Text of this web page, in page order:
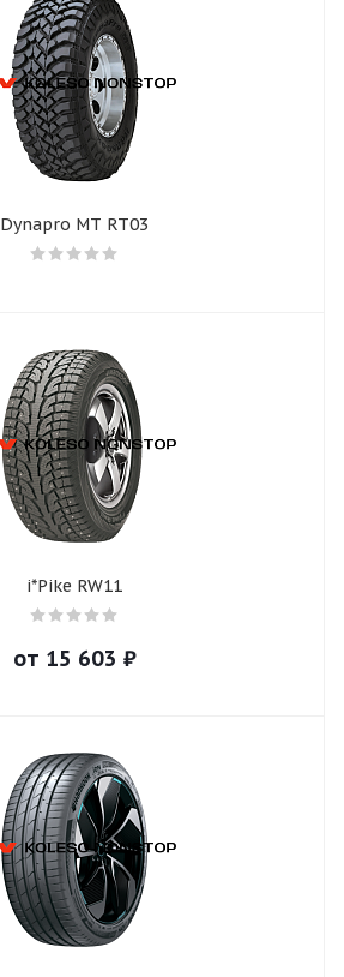
Dynapro MT RT03
i*Pike RW11
от 15 603 ₽